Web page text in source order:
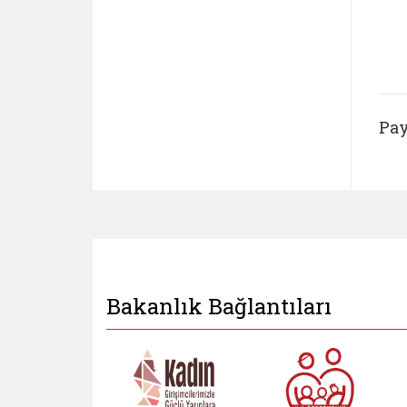
Bakanlık Bağlantıları